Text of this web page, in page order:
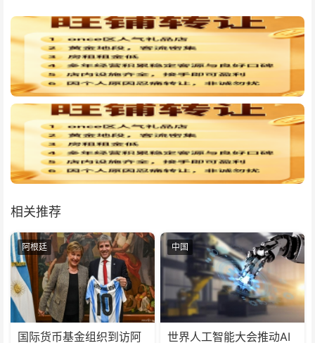
相关推荐
阿根廷
国际货币基金组织到访阿
中国
世界人工智能大会推动AI